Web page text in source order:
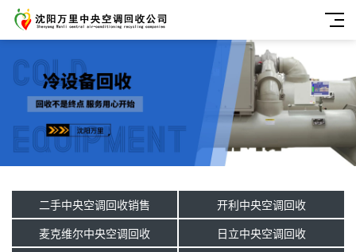
二手中央空调回收销售
开利中央空调回收
麦克维尔中央空调回收
日立中央空调回收